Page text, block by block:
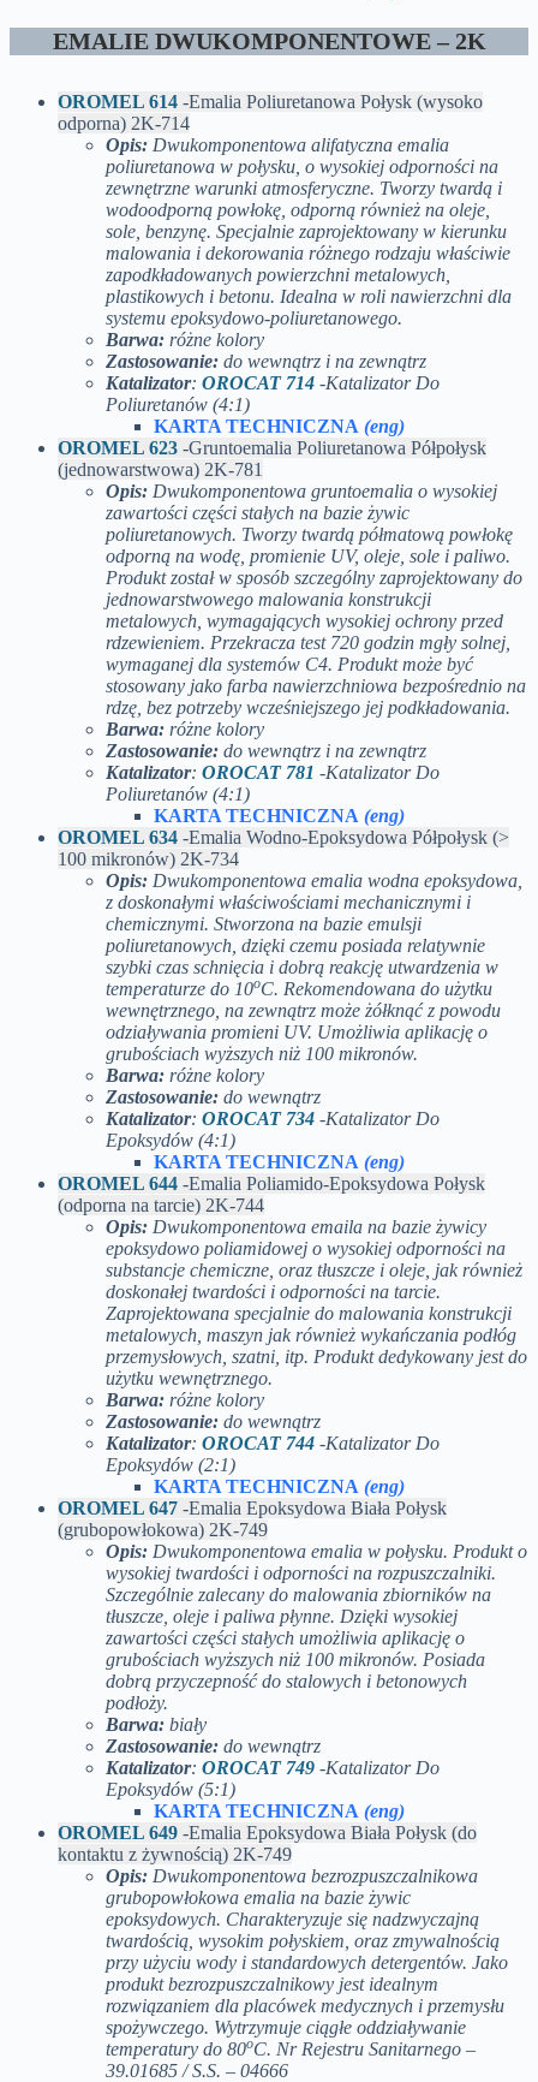
EMALIE DWUKOMPONENTOWE – 2K
OROMEL 614 -Emalia Poliuretanowa Połysk (wysoko
odporna) 2K-714
Opis: Dwukomponentowa alifatyczna emalia
poliuretanowa w połysku, o wysokiej odporności na
zewnętrzne warunki atmosferyczne. Tworzy twardą i
wodoodporną powłokę, odporną również na oleje,
sole, benzynę. Specjalnie zaprojektowany w kierunku
malowania i dekorowania różnego rodzaju właściwie
zapodkładowanych powierzchni metalowych,
plastikowych i betonu. Idealna w roli nawierzchni dla
systemu epoksydowo-poliuretanowego.
Barwa: różne kolory
Zastosowanie: do wewnątrz i na zewnątrz
Katalizator: OROCAT 714 -Katalizator Do
Poliuretanów (4:1)
KARTA TECHNICZNA (eng)
OROMEL 623 -Gruntoemalia Poliuretanowa Półpołysk
(jednowarstwowa) 2K-781
Opis: Dwukomponentowa gruntoemalia o wysokiej
zawartości części stałych na bazie żywic
poliuretanowych. Tworzy twardą półmatową powłokę
odporną na wodę, promienie UV, oleje, sole i paliwo.
Produkt został w sposób szczególny zaprojektowany do
jednowarstwowego malowania konstrukcji
metalowych, wymagających wysokiej ochrony przed
rdzewieniem. Przekracza test 720 godzin mgły solnej,
wymaganej dla systemów C4. Produkt może być
stosowany jako farba nawierzchniowa bezpośrednio na
rdzę, bez potrzeby wcześniejszego jej podkładowania.
Barwa: różne kolory
Zastosowanie: do wewnątrz i na zewnątrz
Katalizator: OROCAT 781 -Katalizator Do
Poliuretanów (4:1)
KARTA TECHNICZNA (eng)
OROMEL 634 -Emalia Wodno-Epoksydowa Półpołysk (>
100 mikronów) 2K-734
Opis: Dwukomponentowa emalia wodna epoksydowa,
z doskonałymi właściwościami mechanicznymi i
chemicznymi. Stworzona na bazie emulsji
poliuretanowych, dzięki czemu posiada relatywnie
szybki czas schnięcia i dobrą reakcję utwardzenia w
temperaturze do 10oC. Rekomendowana do użytku
wewnętrznego, na zewnątrz może żółknąć z powodu
odziaływania promieni UV. Umożliwia aplikację o
grubościach wyższych niż 100 mikronów.
Barwa: różne kolory
Zastosowanie: do wewnątrz
Katalizator: OROCAT 734 -Katalizator Do
Epoksydów (4:1)
KARTA TECHNICZNA (eng)
OROMEL 644 -Emalia Poliamido-Epoksydowa Połysk
(odporna na tarcie) 2K-744
Opis: Dwukomponentowa emaila na bazie żywicy
epoksydowo poliamidowej o wysokiej odporności na
substancje chemiczne, oraz tłuszcze i oleje, jak również
doskonałej twardości i odporności na tarcie.
Zaprojektowana specjalnie do malowania konstrukcji
metalowych, maszyn jak również wykańczania podłóg
przemysłowych, szatni, itp. Produkt dedykowany jest do
użytku wewnętrznego.
Barwa: różne kolory
Zastosowanie: do wewnątrz
Katalizator: OROCAT 744 -Katalizator Do
Epoksydów (2:1)
KARTA TECHNICZNA (eng)
OROMEL 647 -Emalia Epoksydowa Biała Połysk
(grubopowłokowa) 2K-749
Opis: Dwukomponentowa emalia w połysku. Produkt o
wysokiej twardości i odporności na rozpuszczalniki.
Szczególnie zalecany do malowania zbiorników na
tłuszcze, oleje i paliwa płynne. Dzięki wysokiej
zawartości części stałych umożliwia aplikację o
grubościach wyższych niż 100 mikronów. Posiada
dobrą przyczepność do stalowych i betonowych
podłoży.
Barwa: biały
Zastosowanie: do wewnątrz
Katalizator: OROCAT 749 -Katalizator Do
Epoksydów (5:1)
KARTA TECHNICZNA (eng)
OROMEL 649 -Emalia Epoksydowa Biała Połysk (do
kontaktu z żywnością) 2K-749
Opis: Dwukomponentowa bezrozpuszczalnikowa
grubopowłokowa emalia na bazie żywic
epoksydowych. Charakteryzuje się nadzwyczajną
twardością, wysokim połyskiem, oraz zmywalnością
przy użyciu wody i standardowych detergentów. Jako
produkt bezrozpuszczalnikowy jest idealnym
rozwiązaniem dla placówek medycznych i przemysłu
spożywczego. Wytrzymuje ciągłe oddziaływanie
temperatury do 80oC. Nr Rejestru Sanitarnego –
39.01685 / S.S. – 04666